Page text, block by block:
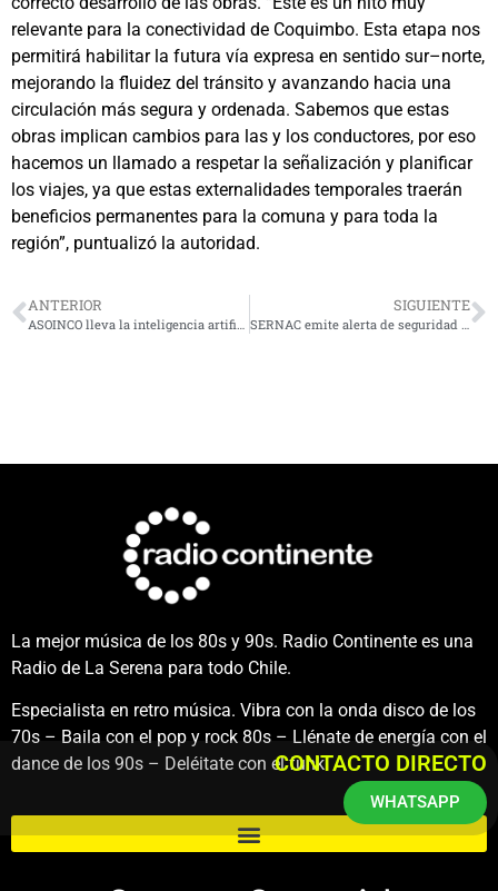
relevante para la conectividad de Coquimbo. Esta etapa nos
permitirá habilitar la futura vía expresa en sentido sur–norte,
mejorando la fluidez del tránsito y avanzando hacia una
circulación más segura y ordenada. Sabemos que estas
obras implican cambios para las y los conductores, por eso
hacemos un llamado a respetar la señalización y planificar
los viajes, ya que estas externalidades temporales traerán
beneficios permanentes para la comuna y para toda la
región”, puntualizó la autoridad.
ANTERIOR SIGUIENTE
La mejor música de los 80s y 90s. Radio Continente es una
Radio de La Serena para todo Chile.
Especialista en retro música. Vibra con la onda disco de los
70s – Baila con el pop y rock 80s – Llénate de energía con el
dance de los 90s – Deléitate con el funk.CONTACTO DIRECTO
WHATSAPP